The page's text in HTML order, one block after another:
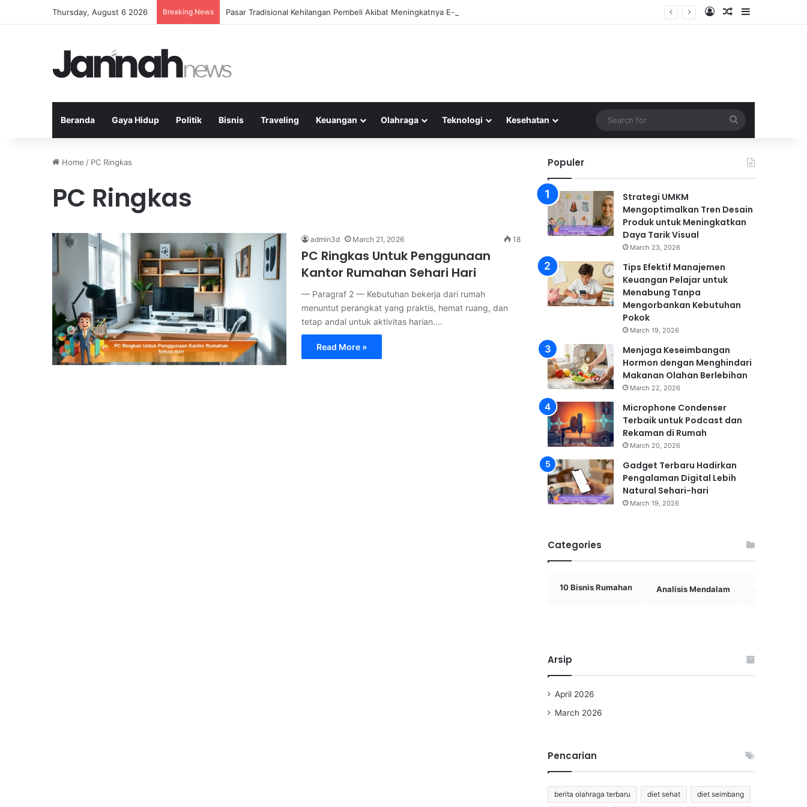
Thursday, August 6 2026 Breaking News Pasar Tradisional Kehilangan Pembeli Akibat Meningkatnya E-commerce di Indonesia Log InRandom Article
Sidebar
Beranda Gaya Hidup Politik Bisnis Traveling Keuangan Olahraga Teknologi Kesehatan
for
Home / PC Ringkas
PC Ringkas
admin3d March 21, 2026 18
PC Ringkas Untuk Penggunaan
Kantor Rumahan Sehari Hari
— Paragraf 2 — Kebutuhan bekerja dari rumah
menuntut perangkat yang praktis, hemat ruang, dan
tetap andal untuk aktivitas harian.…
Read More »
Populer
Strategi UMKM
Mengoptimalkan Tren Desain
Produk untuk Meningkatkan
Daya Tarik Visual
March 23, 2026
Tips Efektif Manajemen
Keuangan Pelajar untuk
Menabung Tanpa
Mengorbankan Kebutuhan
Pokok
March 19, 2026
Menjaga Keseimbangan
Hormon dengan Menghindari
Makanan Olahan Berlebihan
March 22, 2026
Microphone Condenser
Terbaik untuk Podcast dan
Rekaman di Rumah
March 20, 2026
Gadget Terbaru Hadirkan
Pengalaman Digital Lebih
Natural Sehari-hari
March 19, 2026
Categories
10 Bisnis Rumahan Analisis Mendalam Analisis
Arsip
April 2026
March 2026
Pencarian
berita olahraga terbaru diet sehat diet seimbang